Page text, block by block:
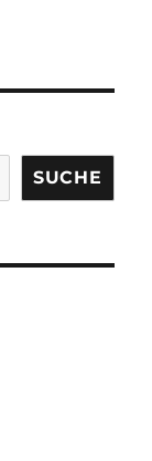
SUCHE